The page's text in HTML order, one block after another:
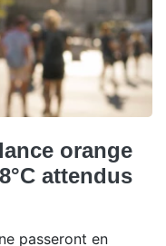
orange
attendus
passeront en